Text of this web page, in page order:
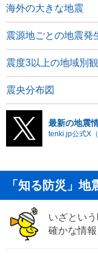
海外の大きな地震
震源地ごとの地震発
震度3以上の地域別
震央分布図
最新の地震
tenki.jp公式X
「知る防災」地
いざとい
確かな情